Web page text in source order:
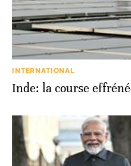
INTERNATIONAL
Inde: la course